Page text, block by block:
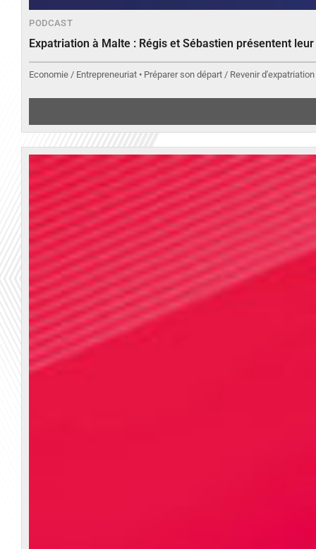
PODCAST
Expatriation à Malte : Régis et Sébastien présentent
Economie / Entrepreneuriat • Préparer son départ / Revenir d'expatriation